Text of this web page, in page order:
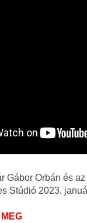
Gábor Orbán és
Stúdió 2023.